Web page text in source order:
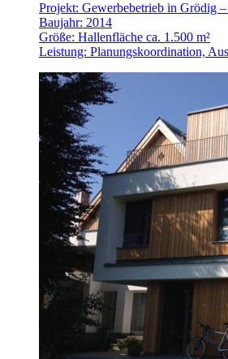
Projekt: Gewerbebetrieb in Grödig
Baujahr: 2014
Größe: Hallenfläche ca. 1.500 m²
Leistung: Planungskoordination,